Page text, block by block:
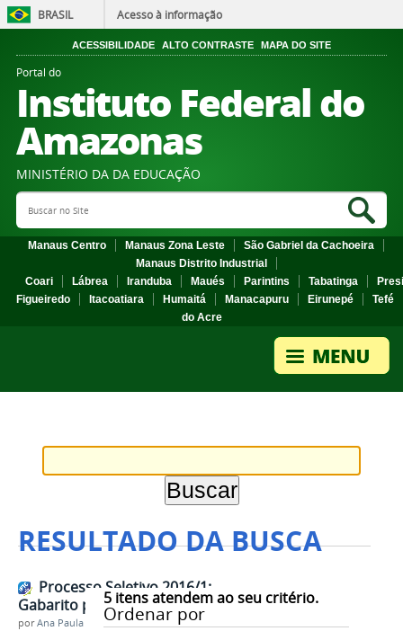
BRASIL Acesso à informação
ACESSIBILIDADE ALTO CONTRASTE MAPA DO SITE
Portal do
Instituto Federal do
Amazonas
MINISTÉRIO DA DA EDUCAÇÃO
Search Site
Manaus Centro Manaus Zona Leste
São Gabriel da Cachoeira
Manaus Distrito Industrial
Coari
Lábrea Iranduba Maués Parintins Tabatinga
Figueiredo
Itacoatiara Humaitá Manacapuru Eirunepé
Tefé
do Acre
RESULTADO DA BUSCA
5itens atendem ao seu critério.
Ordenar por
Processo Seletivo 2016/1:
Gabarito pós-recurso
porAna Paula Batista